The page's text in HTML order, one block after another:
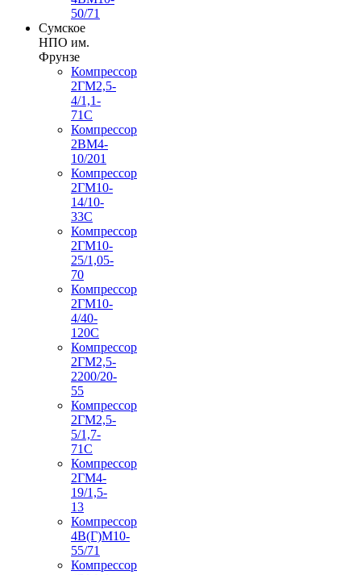
50/71
Сумское
НПО им.
Фрунзе
Компрессор
2ГМ2,5-
4/1,1-
71С
Компрессор
2ВМ4-
10/201
Компрессор
2ГМ10-
14/10-
33С
Компрессор
2ГМ10-
25/1,05-
70
Компрессор
2ГМ10-
4/40-
120С
Компрессор
2ГМ2,5-
2200/20-
55
Компрессор
2ГМ2,5-
5/1,7-
71С
Компрессор
2ГМ4-
19/1,5-
13
Компрессор
4В(Г)М10-
55/71
Компрессор